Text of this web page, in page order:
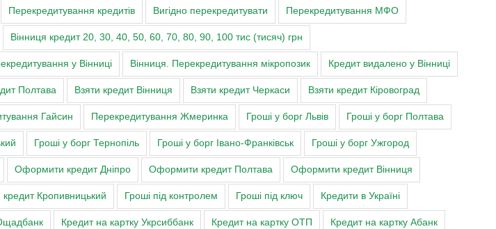
Перекредитування кредитів Вигідно перекредитувати Перекредитування МФО
Вінниця кредит 20, 30, 40, 50, 60, 70, 80, 90, 100 тис (тисяч) грн
у Вінниці Вінниця. Перекредитування мікропозик Кредит видалено у Вінниці
Полтава Взяти кредит Вінниця Взяти кредит Черкаси Взяти кредит Кіровоград
Гайсин Перекредитування Жмеринка Гроші у борг Львів Гроші у борг Полтава
Гроші у борг Тернопіль Гроші у борг Івано-Франківськ Гроші у борг Ужгород
Оформити кредит Дніпро Оформити кредит Полтава Оформити кредит Вінниця
Кропивницький Гроші під контролем Гроші під ключ Кредити в Україні
Кредит на картку Укрсиббанк Кредит на картку ОТП Кредит на картку Абанк